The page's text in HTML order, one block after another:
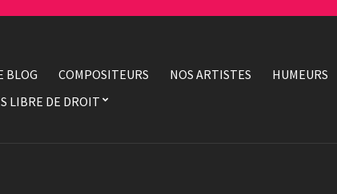
BLOG COMPOSITEURS NOS ARTISTES HUMEURS
LIBRE DE DROIT